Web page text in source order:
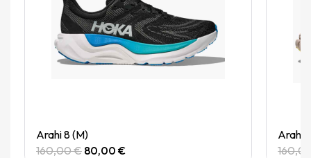
Arahi 8 (M)
160,00 € 80,00 €
Arahi